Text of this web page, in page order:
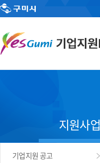
지원사업
기업지원 공고